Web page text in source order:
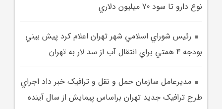
نوع دارو تا سود 70 ميليون دلاري
رئيس شوراي اسلامي شهر تهران اعلام کرد پيش بيني
بودجه 4 همتي براي انتقال آب از سد لار به تهران
مديرعامل سازمان حمل‌ و نقل و ترافيک خبر داد اجراي
طرح ترافيک جديد تهران براساس پيمايش از سال آينده